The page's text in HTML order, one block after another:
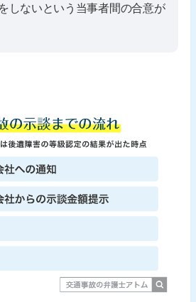
しないという当事者間の合意が